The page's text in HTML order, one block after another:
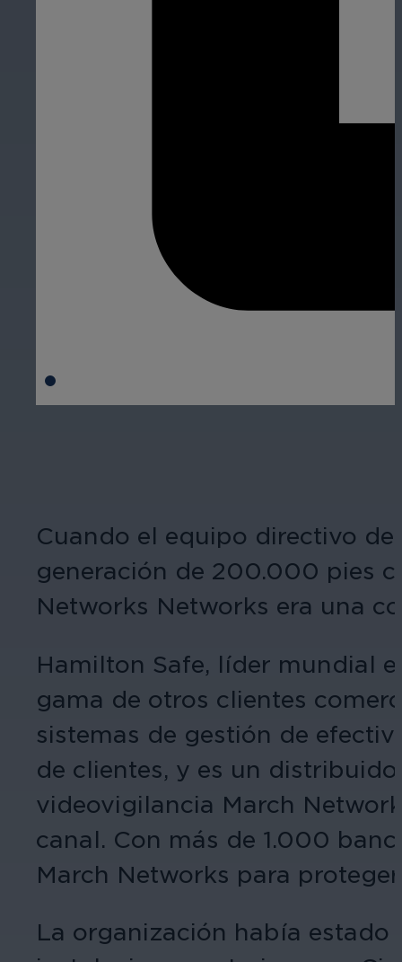
Cuando el equipo directivo
generación de 200.000 pies
Networks Networks era una
Hamilton Safe, líder mundial
gama de otros clientes
sistemas de gestión de
de clientes, y es un
videovigilancia March
canal. Con más de 1.000
March Networks para
La organización había